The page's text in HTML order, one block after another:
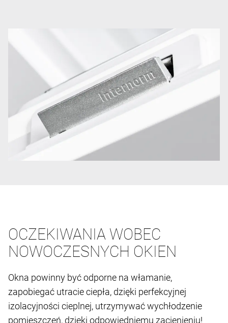
OCZEKIWANIA WOBEC
NOWOCZESNYCH OKIEN
Okna powinny być odporne na włamanie,
zapobiegać utracie ciepła, dzięki perfekcyjnej
izolacyjności cieplnej, utrzymywać wychłodzenie
pomieszczeń, dzięki odpowiedniemu zacienieniu!